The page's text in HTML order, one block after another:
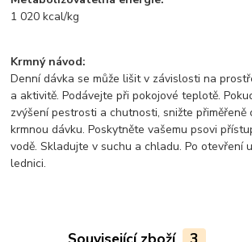
1 020 kcal/kg
Krmný návod:
Denní dávka se může lišit v závislosti na
a aktivitě. Podávejte při pokojové teplotě.
zvýšení pestrosti a chutnosti, snižte přiměřeně
krmnou dávku. Poskytněte vašemu psovi
vodě. Skladujte v suchu a chladu. Po otevření
lednici.